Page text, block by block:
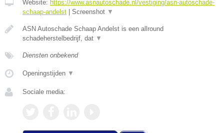
Website: https://www.asnautoschade.nl/vestiging/asn-autoschade-
schaap-andelst
Screenshot ▼
ASN Autoschade Schaap Andelst is een allround
schadeherstelbedrijf, dat ▼
Diensten onbekend
Openingstijden ▼
Sociale media: